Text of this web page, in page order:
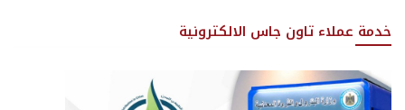
خدمة عملاء تاون جاس الالكترونية